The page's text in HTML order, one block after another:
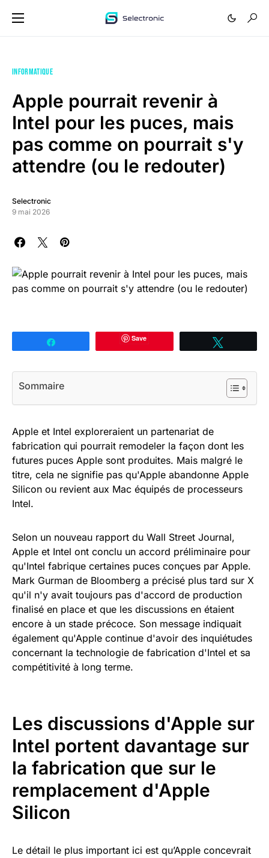
INFORMATIQUE
Apple pourrait revenir à
Intel pour les puces, mais
pas comme on pourrait s'y
attendre (ou le redouter)
Selectronic
9 mai 2026
Save
Sommaire
Apple et Intel exploreraient un partenariat de
fabrication qui pourrait remodeler la façon dont les
futures puces Apple sont produites. Mais malgré le
titre, cela ne signifie pas qu'Apple abandonne Apple
Silicon ou revient aux Mac équipés de processeurs
Intel.
Selon un nouveau rapport du Wall Street Journal,
Apple et Intel ont conclu un accord préliminaire pour
qu'Intel fabrique certaines puces conçues par Apple.
Mark Gurman de Bloomberg a précisé plus tard sur X
qu'il n'y avait toujours pas d'accord de production
finalisé en place et que les discussions en étaient
encore à un stade précoce. Son message indiquait
également qu'Apple continue d'avoir des inquiétudes
concernant la technologie de fabrication d'Intel et sa
compétitivité à long terme.
Les discussions d'Apple sur
Intel portent davantage sur
la fabrication que sur le
remplacement d'Apple
Silicon
Le détail le plus important ici est qu’Apple concevrait